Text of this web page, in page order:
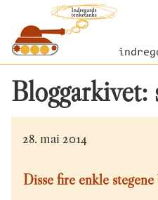
Bloggarkivet:
28. mai 2014
Disse fire enkle